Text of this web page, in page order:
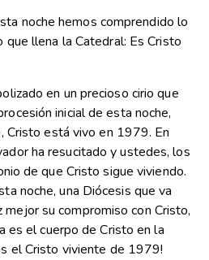
noche hemos comprendido lo
llena la Catedral: Es Cristo
en un precioso cirio que
inicial de esta noche,
Cristo está vivo en 1979. En
ha resucitado y ustedes, los
de que Cristo sigue viviendo.
noche, una Diócesis que va
su compromiso con Cristo,
es el cuerpo de Cristo en la
el Cristo viviente de 1979!